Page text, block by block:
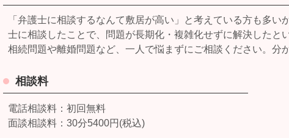
「弁護士に相談するなんて敷居が高い」と考えている方も多
士に相談したことで、問題が長期化・複雑化せずに解決したと
相続問題や離婚問題など、一人で悩まずにご相談ください。分
相談料
電話相談料：初回無料
面談相談料：30分5400円(税込)